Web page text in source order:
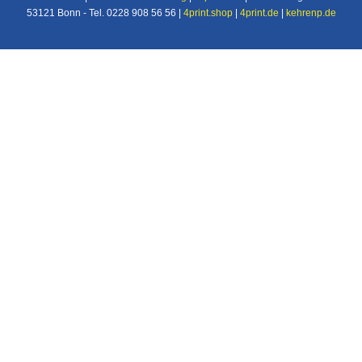
53121 Bonn - Tel. 0228 908 56 56 | 4print.shop| 4print.de kehrenp.de